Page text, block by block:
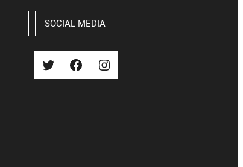
SOCIAL MEDIA
Twitter Facebook Instagram